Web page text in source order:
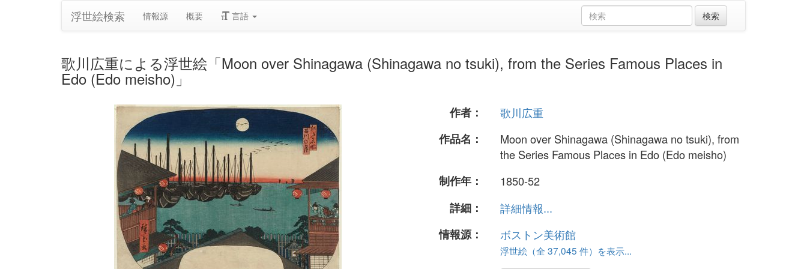
浮世絵検索 情報源 概要 言語
歌川広重による浮世絵「Moon over Shinagawa (Shinagawa no tsuki), from the Series Famous Places in
Edo (Edo meisho)」
作者：
歌川広重
作品名：
Moon over Shinagawa (Shinagawa no tsuki), from
the Series Famous Places in Edo (Edo meisho)
制作年：
1850-52
詳細：
詳細情報...
情報源：
ボストン美術館
浮世絵（全 37,045 件）を表示...